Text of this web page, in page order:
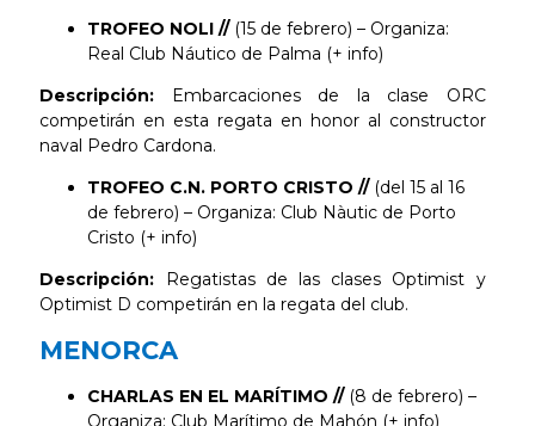
TROFEO NOLI // (15 de febrero) – Organiza:
Real Club Náutico de Palma (+ info)
Descripción: Embarcaciones de la clase ORC
competirán en esta regata en honor al constructor
naval Pedro Cardona.
TROFEO C.N. PORTO CRISTO // (del 15 al 16
de febrero) – Organiza: Club Nàutic de Porto
Cristo (+ info)
Descripción: Regatistas de las clases Optimist y
Optimist D competirán en la regata del club.
MENORCA
CHARLAS EN EL MARÍTIMO // (8 de febrero) –
Organiza: Club Marítimo de Mahón (+ info)